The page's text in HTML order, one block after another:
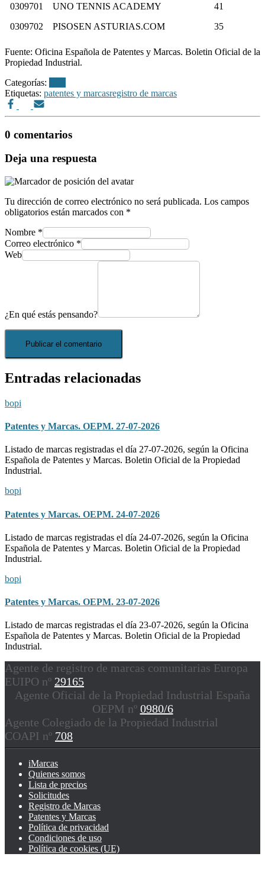
0309701
UNO TENNIS ACADEMY
41
0309702
PISOSEN ASTURIAS.COM 35
Fuente: Oficina Española de Patentes y Marcas. Boletin Oficial de la
Propiedad Industrial.
Categorías:
Etiquetas: patentes y marcasregistro de marcas
0 comentarios
Deja una respuesta
Tu dirección de correo electrónico no será publicada. Los campos
obligatorios están marcados con *
Nombre *
Correo electrónico *
Web
¿En qué estás pensando?
Entradas relacionadas
bopi
Patentes y Marcas. OEPM. 27-07-2026
Listado de marcas registradas el día 27-07-2026, según la Oficina
Española de Patentes y Marcas. Boletin Oficial de la Propiedad
Industrial.
bopi
Patentes y Marcas. OEPM. 24-07-2026
Listado de marcas registradas el día 24-07-2026, según la Oficina
Española de Patentes y Marcas. Boletin Oficial de la Propiedad
Industrial.
bopi
Patentes y Marcas. OEPM. 23-07-2026
Listado de marcas registradas el día 23-07-2026, según la Oficina
Española de Patentes y Marcas. Boletin Oficial de la Propiedad
Industrial.
Agente de registro de marcas comunitarias Europa
EUIPO nº 29165
Agente Oficial de la Propiedad Industrial España
OEPM nº 0980/6
Agente Colegiado de la Propiedad Industrial
COAPI nº 708
iMarcas
Quienes somos
Lista de precios
Solicitudes
Registro de Marcas
Patentes y Marcas
Política de privacidad
Condiciones de uso
Política de cookies (UE)